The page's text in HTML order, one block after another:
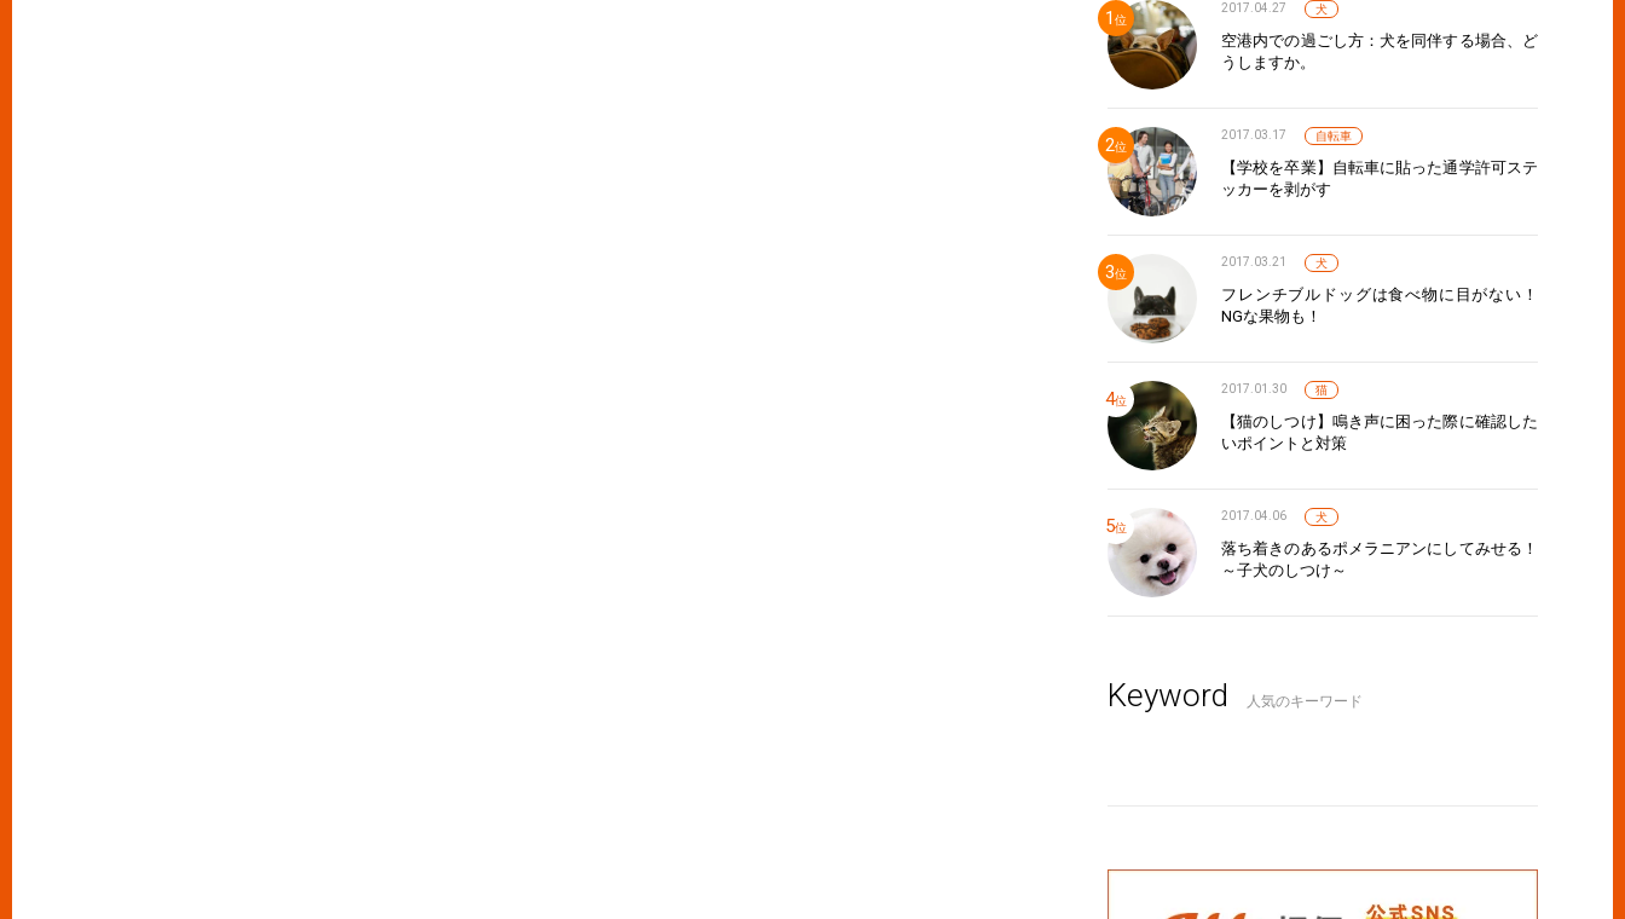
2017.04.27 犬
空港内での過ごし方：犬を同伴する場合、ど
うしますか。
2017.03.17 自転車
【学校を卒業】自転車に貼った通学許可ステ
ッカーを剥がす
2017.03.21 犬
フレンチブルドッグは食べ物に目がない！
NGな果物も！
2017.01.30 猫
【猫のしつけ】鳴き声に困った際に確認した
いポイントと対策
2017.04.06 犬
落ち着きのあるポメラニアンにしてみせる！
～子犬のしつけ～
Keyword 人気のキーワード